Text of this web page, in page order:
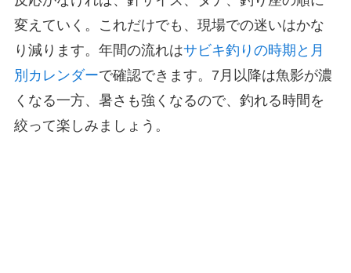
変えていく。これだけでも、現場での迷いはかな
り減ります。年間の流れはサビキ釣りの時期と月
別カレンダーで確認できます。7月以降は魚影が濃
くなる一方、暑さも強くなるので、釣れる時間を
絞って楽しみましょう。